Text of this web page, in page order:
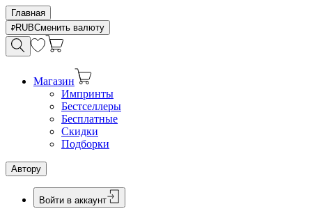
Главная
RUBСменить валюту
Магазин
Импринты
Бестселлеры
Бесплатные
Скидки
Подборки
Автору
Войти в аккаунт